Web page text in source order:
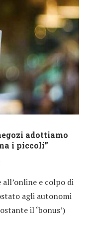
adottiamo
i piccoli”
e colpo di
agli autonomi
il ‘bonus’)